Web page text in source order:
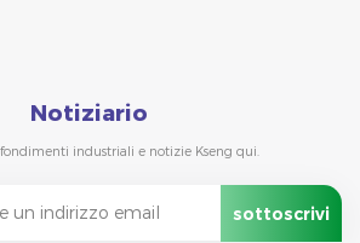
Notiziario
industriali e notizie Kseng qui.